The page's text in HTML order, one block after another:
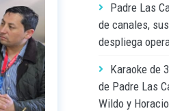
Padre Las
de canales,
despliega
Karaoke de
de Padre Las
Wildo y